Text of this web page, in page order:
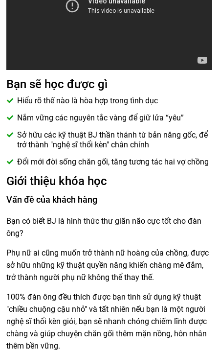
Bạn sẽ học được gì
Hiểu rõ thế nào là hòa hợp trong tình dục
Nắm vững các nguyên tắc vàng để giữ lửa “yêu”
Sở hữu các kỹ thuật BJ thần thánh từ bản năng gốc, để
trở thành "nghệ sĩ thổi kèn" chân chính
Đổi mới đời sống chăn gối, tăng tương tác hai vợ chồng
Giới thiệu khóa học
Vấn đề của khách hàng
Bạn có biết BJ là hình thức thư giãn não cực tốt cho đàn
ông?
Phụ nữ ai cũng muốn trở thành nữ hoàng của chồng, được
sở hữu những kỹ thuật quyền năng khiến chàng mê đắm,
trở thành người phụ nữ không thể thay thế.
100% đàn ông đều thích được bạn tình sử dụng kỹ thuật
"chiều chuộng cậu nhỏ" và tất nhiên nếu bạn là một người
nghệ sĩ thổi kèn giỏi, bạn sẽ nhanh chóng chiếm lĩnh được
chàng và giúp chuyện chăn gối thêm mặn nồng, hôn nhân
thêm bền vững.